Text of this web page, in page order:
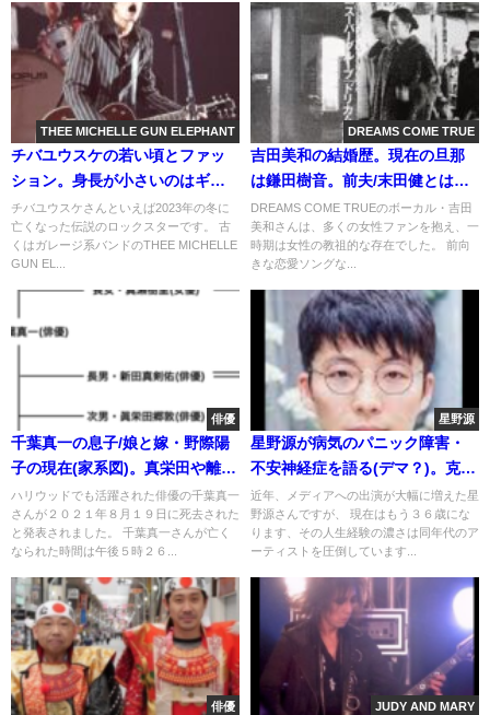
THEE MICHELLE GUN ELEPHANT
チバユウスケの若い頃とファッ
ション。身長が小さいのはギタ
ー(グレッチ)のせい？
チバユウスケさんといえば2023年の冬に
亡くなった伝説のロックスターです。 古
くはガレージ系バンドのTHEE MICHELLE
GUN EL...
DREAMS COME TRUE
吉田美和の結婚歴。現在の旦那
は鎌田樹音。前夫/末田健とは死
別。子供はいない
DREAMS COME TRUEのボーカル・吉田
美和さんは、多くの女性ファンを抱え、一
時期は女性の教祖的な存在でした。 前向
きな恋愛ソングな...
俳優
千葉真一の息子/娘と嫁・野際陽
子の現在(家系図)。真栄田や離婚
や子供何人?
ハリウッドでも活躍された俳優の千葉真一
さんが２０２１年８月１９日に死去された
と発表されました。 千葉真一さんが亡く
なられた時間は午後５時２６...
星野源
星野源が病気のパニック障害・
不安神経症を語る(デマ？)。克服
するまで何年間？現在と原因の
いじめ(情熱大陸・動画)
近年、メディアへの出演が大幅に増えた星
野源さんですが、 現在はもう３６歳にな
ります、その人生経験の濃さは同年代のア
ーティストを圧倒しています...
俳優 JUDY AND MARY